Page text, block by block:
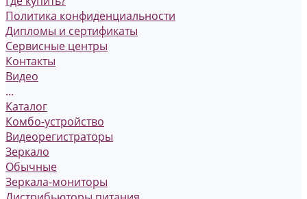
Политика конфиденциальности
Дипломы и сертификаты
Сервисные центры
Контакты
Видео
...
Каталог
Комбо-устройство
Видеорегистраторы
Зеркало
Обычные
Зеркала-мониторы